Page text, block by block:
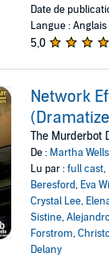
Date de
Langue : Anglais
5,0
Network
The Murderbot
De : Martha Wells
Lu par :full cast,
Beresford, Eva
Crystal Lee,
Sistine,
Forstrom,
Delany